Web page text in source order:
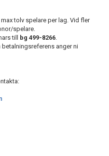
tolv spelare per lag. Vid fler
spelare.
till
bg 499-8266.
anger ni